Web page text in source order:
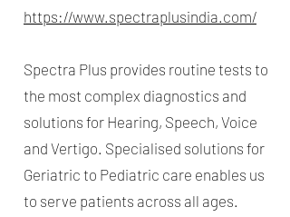
https://www.spectraplusindia.com/
Spectra Plus provides routine tests to
the most complex diagnostics and
solutions for Hearing, Speech, Voice
and Vertigo. Specialised solutions for
Geriatric to Pediatric care enables us
to serve patients across all ages.